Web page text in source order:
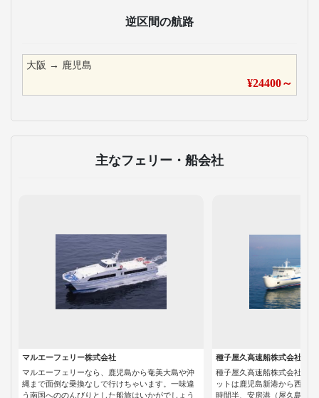
逆区間の航路
大阪 → 鹿児島
¥24400～
主なフェリー・船会社
マルエーフェリー株式会社
マルエーフェリーなら、鹿児島から奄美大島や沖
縄まで面倒な乗換なしで行けちゃいます。一味違
う南国へののんびりとした船旅はいかがでしょう
種子屋久高速船株式会社
種子屋久高速船株式会社の
ットは鹿児島新港から西之
時間半、安房港（屋久島）